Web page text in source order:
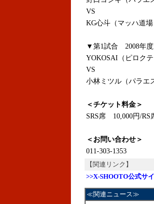
VS
KG心斗（マッハ道
▼第1試合 2008年
YOKOSAI（ピロク
VS
小林ミツル（パラエ
＜チケット料金＞
SRS席 10,000円/
＜お問い合わせ＞
011-303-1353
【関連リンク】
>>X-SHOOTO公式サ
≪関連ニュース≫